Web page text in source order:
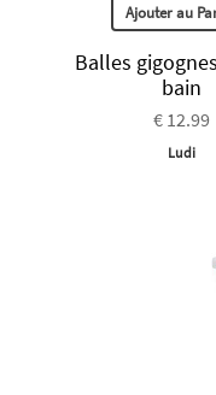
Ajouter au
Balles
bain
€ 12.99
Ludi